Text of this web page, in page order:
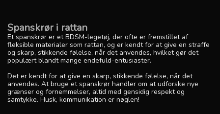
Spanskrør i rattan
Et spanskrør er et BDSM-legetøj, der ofte er fremstillet af
fleksible materialer som rattan, og er kendt for at give en straffe
og skarp, stikkende følelse, når det anvendes, hvilket gør det
populært blandt mange endefuld-entusiaster.
Det er kendt for at give en skarp, stikkende følelse, når det
anvendes. At bruge et spanskrør handler om at udforske nye
grænser og fornemmelser, altid med gensidig respekt og
samtykke. Husk, kommunikation er nøglen!